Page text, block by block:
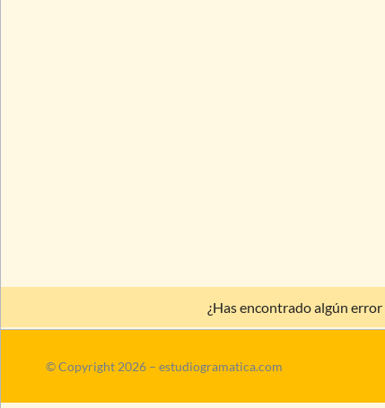
¿Has encontrado algún
© Copyright 2026 – estudiogramatica.com